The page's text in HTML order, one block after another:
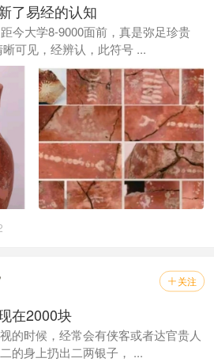
了易经的认知
今大学8-9000面前，真是弥足珍贵
可见，经辨认，此符号 ...
 关注
在2000块
时候，经常会有侠客或者达官贵人
的身上扔出二两银子， ...